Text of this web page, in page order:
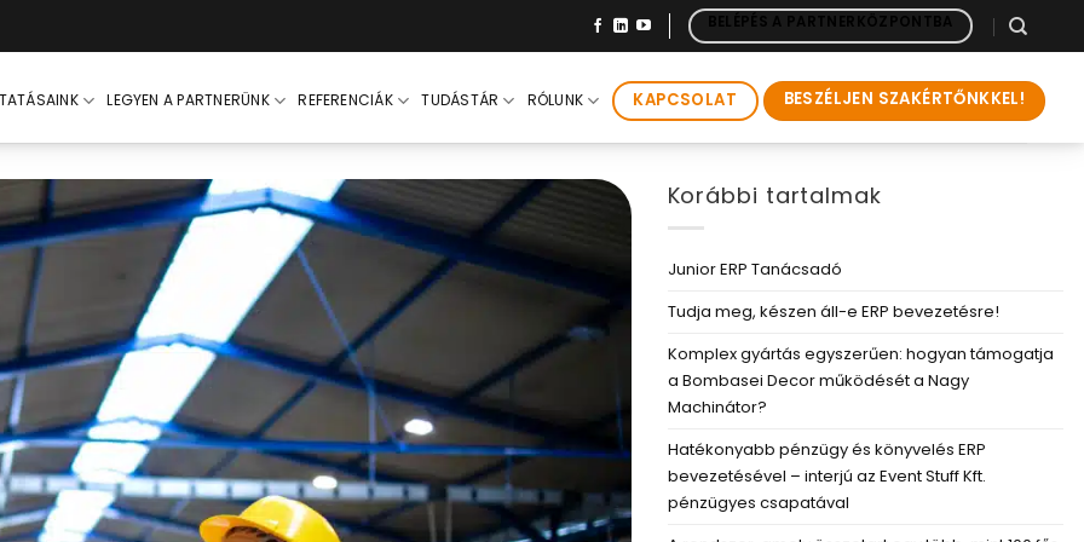
BELÉPÉS A PARTNERKÖZPONTBA
LEGYEN A PARTNERÜNK REFERENCIÁK TUDÁSTÁR RÓLUNK KAPCSOLAT BESZÉLJEN SZAKÉRTŐNKKEL!
Korábbi tartalmak
Junior ERP Tanácsadó
Tudja meg, készen áll-e ERP bevezetésre!
Komplex gyártás egyszerűen: hogyan támogatja
a Bombasei Decor működését a Nagy
Machinátor?
Hatékonyabb pénzügy és könyvelés ERP
bevezetésével – interjú az Event Stuff Kft.
pénzügyes csapatával